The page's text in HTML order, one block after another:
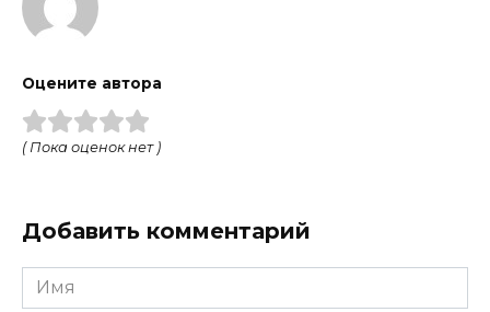
Оцените автора
( Пока оценок нет )
Добавить комментарий
Имя